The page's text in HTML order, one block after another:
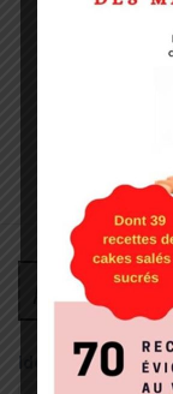
Administrateur
Identifiant: